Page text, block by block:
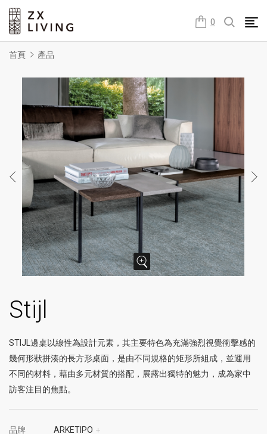
0
朕璽國際ZX LIVING官方網站
首頁 產品
Stijl
STIJL邊桌以線性為設計元素，其主要特色為充滿強烈視覺衝擊感的
幾何形狀拼湊的長方形桌面，是由不同規格的矩形所組成，並運用
不同的材料，藉由多元材質的搭配，展露出獨特的魅力，成為家中
訪客注目的焦點。
品牌 ARKETIPO +